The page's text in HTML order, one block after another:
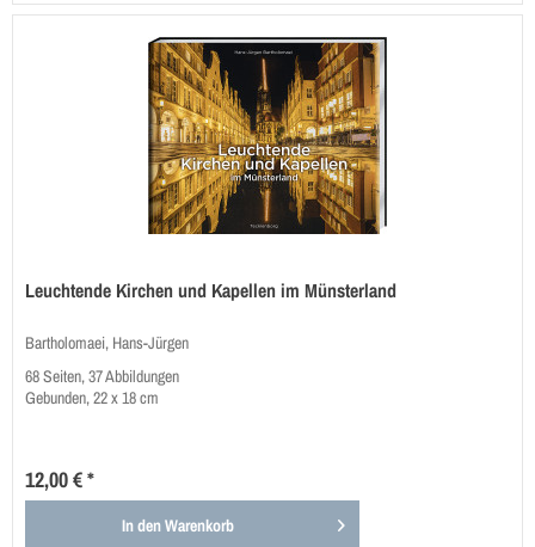
Leuchtende Kirchen und Kapellen im Münsterland
Bartholomaei, Hans-Jürgen
68 Seiten, 37 Abbildungen
Gebunden, 22 x 18 cm
12,00 € *
In denWarenkorb